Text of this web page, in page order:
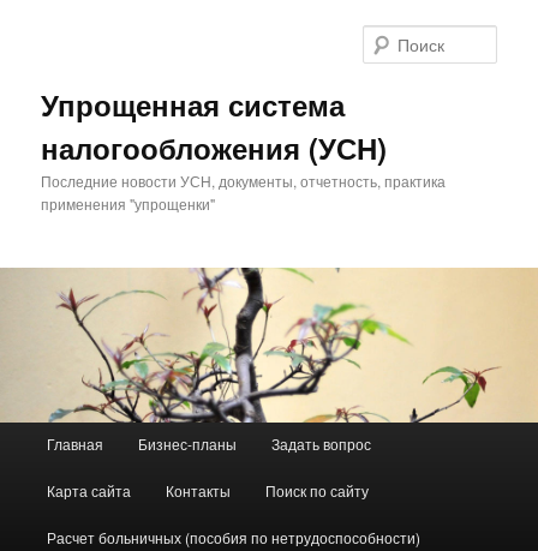
Упрощенная система
налогообложения (УСН)
Последние новости УСН, документы, отчетность, практика
применения "упрощенки"
Перейти к основному содержимому
Перейти к дополнительному содержимому
Главная Бизнес-планы Задать вопрос
Карта сайта Контакты Поиск по сайту
Расчет больничных (пособия по нетрудоспособности)